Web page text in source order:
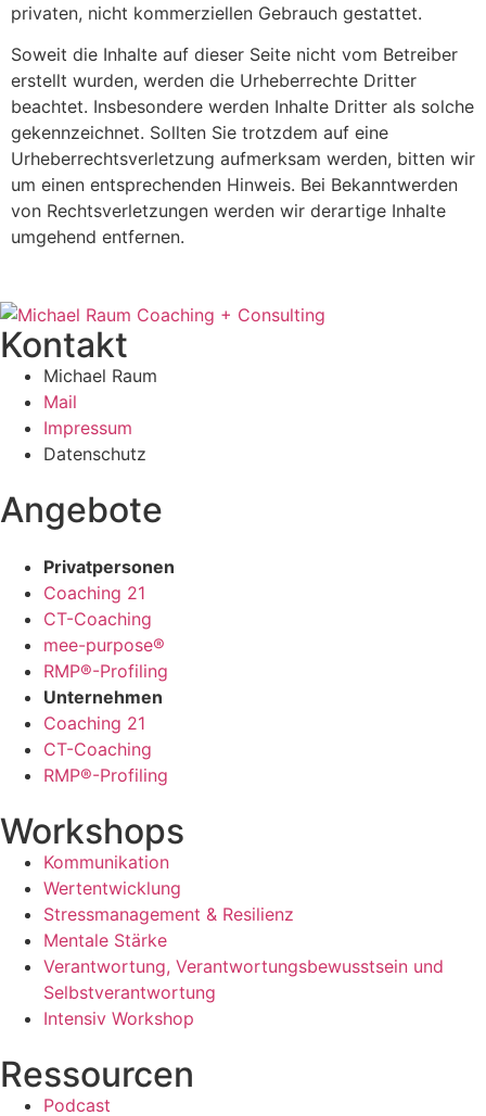
privaten, nicht kommerziellen Gebrauch gestattet.
Soweit die Inhalte auf dieser Seite nicht vom Betreiber
erstellt wurden, werden die Urheberrechte Dritter
beachtet. Insbesondere werden Inhalte Dritter als solche
gekennzeichnet. Sollten Sie trotzdem auf eine
Urheberrechtsverletzung aufmerksam werden, bitten wir
um einen entsprechenden Hinweis. Bei Bekanntwerden
von Rechtsverletzungen werden wir derartige Inhalte
umgehend entfernen.
Kontakt
Michael Raum
Mail
Impressum
Datenschutz
Angebote
Privatpersonen
Coaching 21
CT-Coaching
mee-purpose®
RMP®-Profiling
Unternehmen
Coaching 21
CT-Coaching
RMP®-Profiling
Workshops
Kommunikation
Wertentwicklung
Stressmanagement & Resilienz
Mentale Stärke
Verantwortung, Verantwortungsbewusstsein und
Selbstverantwortung
Intensiv Workshop
Ressourcen
Podcast